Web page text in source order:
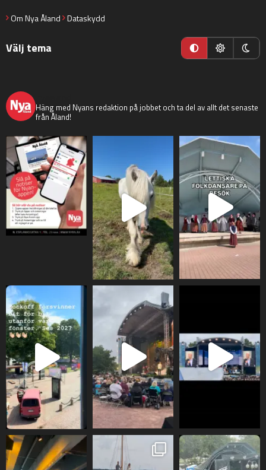
Om Nya Åland Dataskydd
Välj tema
Häng med Nyans redaktion på jobbet och ta del av allt det senaste
från Åland!